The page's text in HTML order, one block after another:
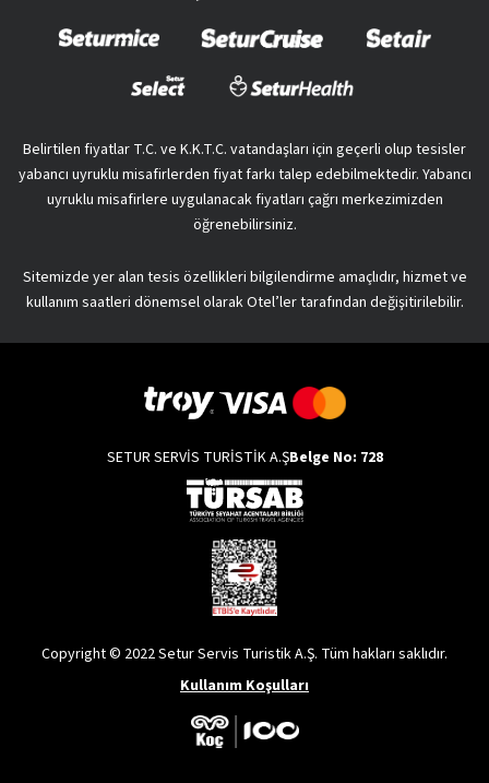
Belirtilen fiyatlar T.C. ve K.K.T.C. vatandaşları için geçerli olup tesisler
yabancı uyruklu misafirlerden fiyat farkı talep edebilmektedir. Yabancı
uyruklu misafirlere uygulanacak fiyatları çağrı merkezimizden
öğrenebilirsiniz.
Sitemizde yer alan tesis özellikleri bilgilendirme amaçlıdır, hizmet ve
kullanım saatleri dönemsel olarak Otel’ler tarafından değişitirilebilir.
SETUR SERVİS TURİSTİK A.ŞBelge No: 728
Copyright © 2022 Setur Servis Turistik A.Ş. Tüm hakları saklıdır.
Kullanım Koşulları